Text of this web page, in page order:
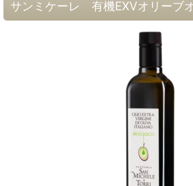
サンミケーレ 有機EXVオリーブ